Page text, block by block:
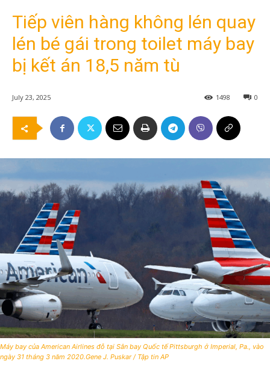
Tiếp viên hàng không lén quay
lén bé gái trong toilet máy bay
bị kết án 18,5 năm tù
July 23, 2025 0
1498
Máy bay của American Airlines đỗ tại Sân bay Quốc tế Pittsburgh ở Imperial, Pa., vào
ngày 31 tháng 3 năm 2020.Gene J. Puskar / Tập tin AP